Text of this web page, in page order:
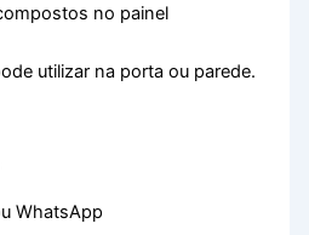
no painel
utilizar na porta ou parede.
WhatsApp